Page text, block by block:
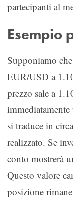
partecipanti al
Esempio
Supponiamo
EUR/USD a
prezzo sale a
si traduce in
realizzato. Se
conto mostrerà
Questo valore
posizione